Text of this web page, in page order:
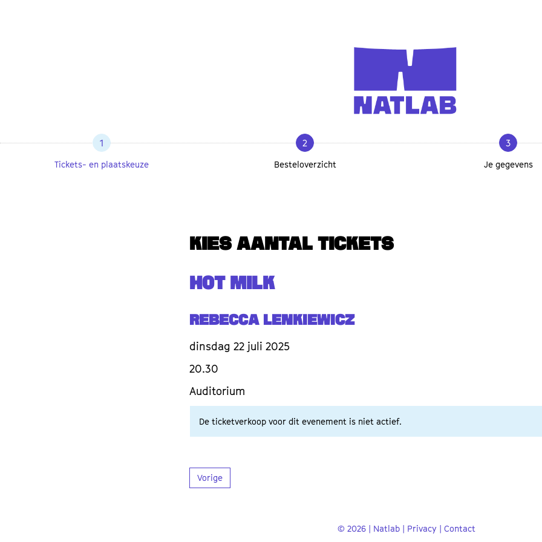
1
Tickets- en plaatskeuze
2
Besteloverzicht
3
Je gegevens
KIES AANTAL TICKETS
HOT MILK
Rebecca Lenkiewicz
dinsdag 22 juli 2025
20.30
Auditorium
De ticketverkoop voor dit evenement is niet actief.
Vorige
© 2026 | Natlab | Privacy | Contact